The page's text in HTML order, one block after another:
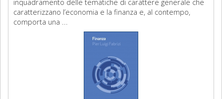
inquadramento delle tematiche di carattere generale che
caratterizzano l’economia e la finanza e, al contempo,
comporta una ...